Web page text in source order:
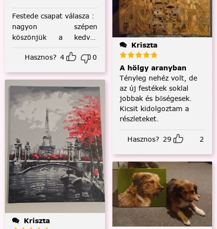
Festede csapat válasza :
nagyon szépen
köszönjük a kedves
visszajelzést! :)
Hasznos? 4 0
Kriszta
Kriszta
A hölgy aranyban
Tényleg nehéz volt, de
az új festékek soklal
jobbak és bőségesek.
Kicsit kidolgoztam a
részleteket.
Hasznos? 29 2